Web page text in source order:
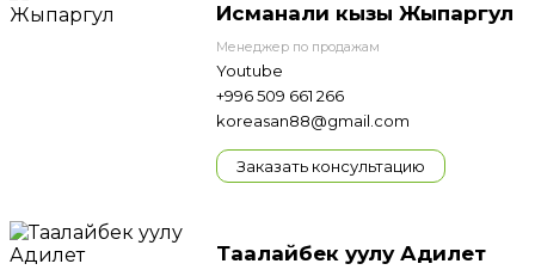
Исманали кызы Жыпаргул
Менеджер по продажам
Youtube
+996 509 661 266
koreasan88@gmail.com
Заказать консультацию
Таалайбек уулу Адилет